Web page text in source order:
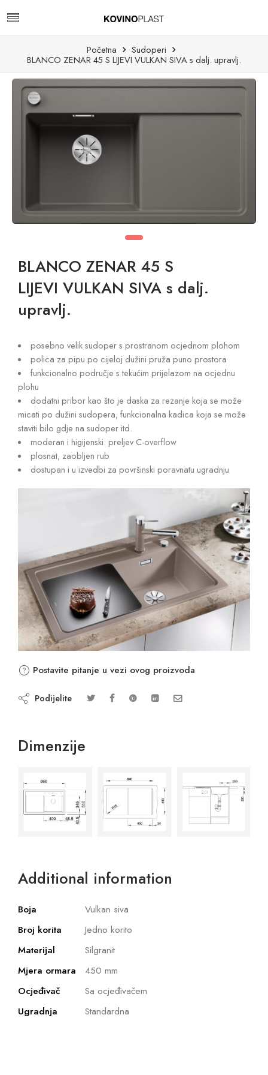
Početna
Sudoperi
BLANCO ZENAR 45 S LIJEVI VULKAN SIVA s dalj. upravlj.
BLANCO ZENAR 45 S
LIJEVI VULKAN SIVA s dalj.
upravlj.
posebno velik sudoper s prostranom ocjednom plohom
polica za pipu po cijeloj dužini pruža puno prostora
funkcionalno područje s tekućim prijelazom na ocjednu
plohu
dodatni pribor kao što je daska za rezanje koja se može
micati po dužini sudopera, funkcionalna kadica koja se može
staviti bilo gdje na sudoper itd.
moderan i higijenski: preljev C-overflow
plosnat, zaobljen rub
dostupan i u izvedbi za površinski poravnatu ugradnju
Postavite pitanje u vezi ovog proizvoda
Podijelite
Dimenzije
Additional information
Boja
Vulkan siva
Broj korita
Jedno korito
Materijal
Silgranit
Mjera ormara
450 mm
Ocjeđivač
Sa ocjeđivačem
Ugradnja
Standardna